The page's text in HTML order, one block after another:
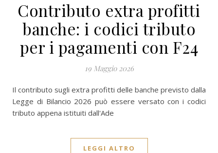
Contributo extra profitti
banche: i codici tributo
per i pagamenti con F24
19 Maggio 2026
Il contributo sugli extra profitti delle banche previsto dalla
Legge di Bilancio 2026 può essere versato con i codici
tributo appena istituiti dall'Ade
LEGGI ALTRO